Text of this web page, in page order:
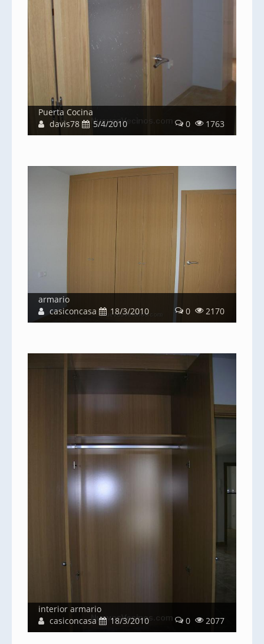
Puerta Cocina
davis78
5/4/2010 0 1763
armario
casiconcasa
18/3/2010 0 2170
interior armario
casiconcasa
18/3/2010 0 2077